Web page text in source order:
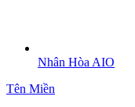
Nhân Hòa AIO
Tên Miền